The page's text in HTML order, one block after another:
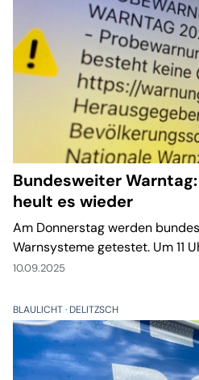
Bundesweiter
heult es wieder
Am Donnerstag werden
Warnsysteme getestet. Um 11
10.09.2025
BLAULICHT DELITZSCH